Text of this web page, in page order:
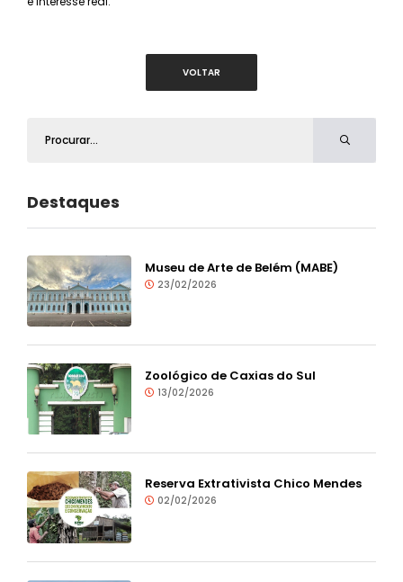
VOLTAR
Destaques
Museu de Arte de Belém (MABE)
23/02/2026
Zoológico de Caxias do Sul
13/02/2026
Reserva Extrativista Chico Mendes
02/02/2026